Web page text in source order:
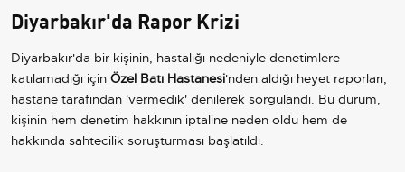
Diyarbakır'da Rapor Krizi
Diyarbakır'da bir kişinin, hastalığı nedeniyle denetimlere
katılamadığı için Özel Batı Hastanesi'nden aldığı heyet raporları,
hastane tarafından 'vermedik' denilerek sorgulandı. Bu durum,
kişinin hem denetim hakkının iptaline neden oldu hem de
hakkında sahtecilik soruşturması başlatıldı.